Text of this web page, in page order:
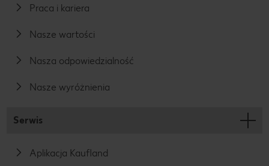
Praca i kariera
Nasze wartości
Nasza odpowiedzialność
Nasze wyróżnienia
Serwis
Aplikacja Kaufland